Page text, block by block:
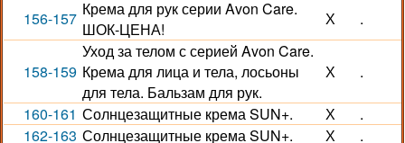
156-157 Крема для рук серии Avon Care.
ШОК-ЦЕНА!
Х .
158-159
Уход за телом с серией Avon Care.
Крема для лица и тела, лосьоны
для тела. Бальзам для рук.
Х .
160-161 Солнцезащитные крема SUN+. Х
.
162-163 Солнцезащитные крема SUN+. Х
.